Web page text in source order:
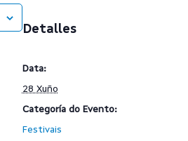
Detalles
Data:
28 Xuño
Categoría do Evento:
Festivais